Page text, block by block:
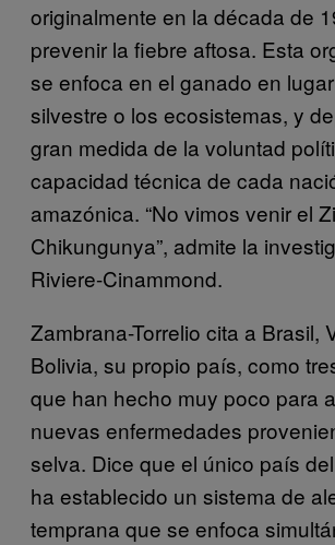
originalmente en la década de
prevenir la fiebre aftosa. Esta
se enfoca en el ganado en
silvestre o los ecosistemas, y
gran medida de la voluntad
capacidad técnica de cada
amazónica. “No vimos venir el
Chikungunya”, admite la
Riviere-Cinammond.
Zambrana-Torrelio cita a Brasil,
Bolivia, su propio país, como
que han hecho muy poco para
nuevas enfermedades
selva. Dice que el único país
ha establecido un sistema de
temprana que se enfoca